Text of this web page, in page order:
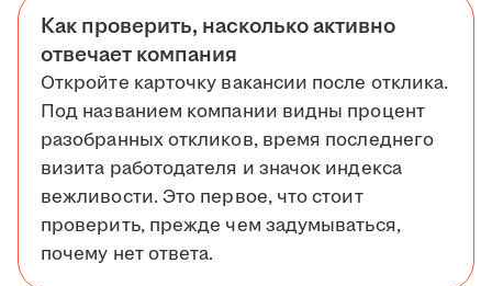
Как проверить, насколько активно
отвечает компания
Откройте карточку вакансии после отклика.
Под названием компании видны процент
разобранных откликов, время последнего
визита работодателя и значок индекса
вежливости. Это первое, что стоит
проверить, прежде чем задумываться,
почему нет ответа.